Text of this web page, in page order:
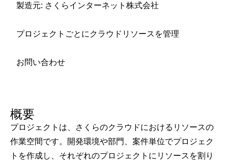
製造元: さくらインターネット株式会社
プロジェクトごとにクラウドリソースを管理
お問い合わせ
概要
プロジェクトは、さくらのクラウドにおけるリソースの
作業空間です。開発環境や部門、案件単位でプロジェク
トを作成し、それぞれのプロジェクトにリソースを割り